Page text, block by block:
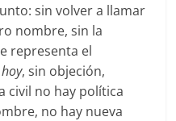
sin volver a llamar
nombre, sin la
representa el
, sin objeción,
civil no hay política
no hay nueva